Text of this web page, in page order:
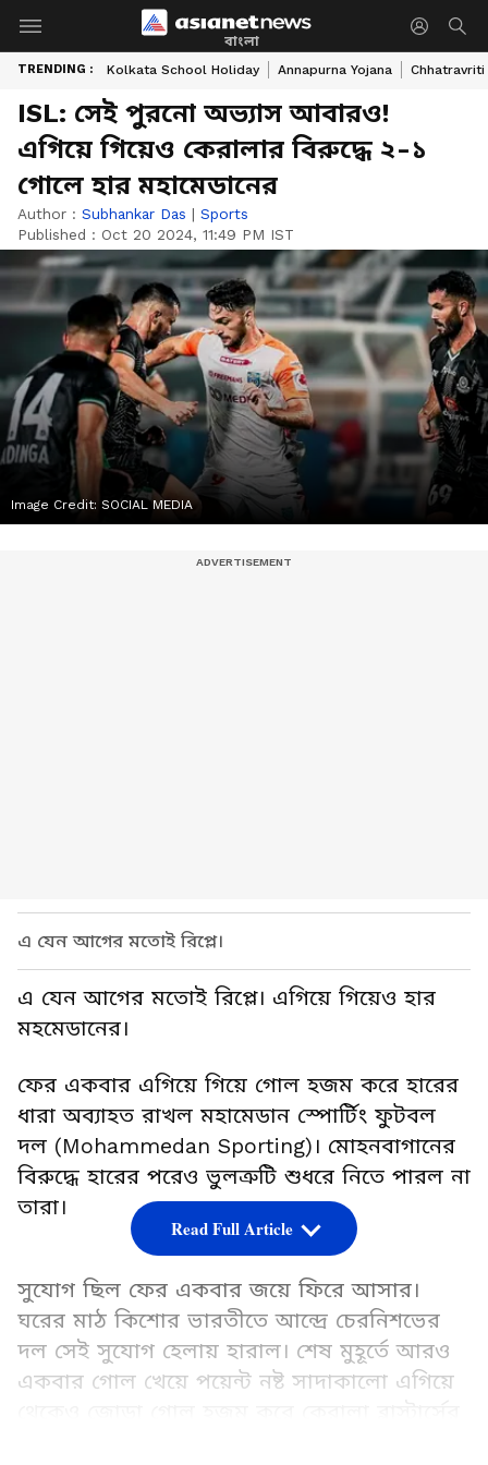
বাংলা
TRENDING : Kolkata School Holiday Annapurna Yojana Chhatravriti
ISL: সেই পুরনো অভ্যাস আবারও!
এগিয়ে গিয়েও কেরালার বিরুদ্ধে ২-১
গোলে হার মহামেডানের
Author : Subhankar Das | Sports
Published : Oct 20 2024, 11:49 PM IST
Image Credit: SOCIAL MEDIA
এ যেন আগের মতোই রিপ্লে।
এ যেন আগের মতোই রিপ্লে। এগিয়ে গিয়েও হার
মহমেডানের।
ফের একবার এগিয়ে গিয়ে গোল হজম করে হারের
ধারা অব্যাহত রাখল মহামেডান স্পোর্টিং ফুটবল
দল (Mohammedan Sporting)। মোহনবাগানের
বিরুদ্ধে হারের পরেও ভুলত্রুটি শুধরে নিতে পারল না
তারা।
সুযোগ ছিল ফের একবার জয়ে ফিরে আসার।
ঘরের মাঠ কিশোর ভারতীতে আন্দ্রে চেরনিশভের
দল সেই সুযোগ হেলায় হারাল। শেষ মুহূর্তে আরও
একবার গোল খেয়ে পয়েন্ট নষ্ট সাদাকালো এগিয়ে
Read Full Article